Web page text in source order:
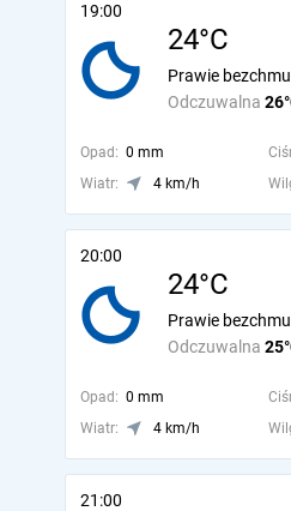
19:00
24°C
Odczuwalna
Prawie
Opad: 0 mm
Wiatr:
4 km/h
20:00
24°C
Odczuwalna
Prawie
Opad: 0 mm
Wiatr:
4 km/h
21:00